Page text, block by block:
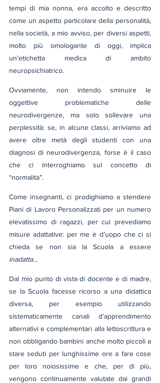
tempi di mia nonna, era accolto e descritto
come un aspetto particolare della personalità,
nella società, a mio avviso, per diversi aspetti,
molto più omologante di oggi, implica
un’etichetta medica di ambito
neuropsichiatrico.
Ovviamente, non intendo sminuire le
oggettive problematiche delle
neurodivergenze, ma solo sollevare una
perplessità: se, in alcune classi, arriviamo ad
avere oltre metà degli studenti con una
diagnosi di neurodivergenza, forse è il caso
che ci interroghiamo sul concetto di
“normalità”.
Come insegnanti, ci prodighiamo a stendere
Piani di Lavoro Personalizzati per un numero
elevatissimo di ragazzi, per cui prevediamo
misure adattative: per me è d’uopo che ci si
inadatta…
Dal mio punto di vista di docente e di madre,
se la Scuola facesse ricorso a una didattica
diversa, per esempio utilizzando
sistematicamente canali d’apprendimento
alternativi e complementari alla lettoscrittura e
non obbligando bambini anche molto piccoli a
stare seduti per lunghissime ore a fare cose
per loro noiosissime e che, per di più,
vengono continuamente valutate dai grandi